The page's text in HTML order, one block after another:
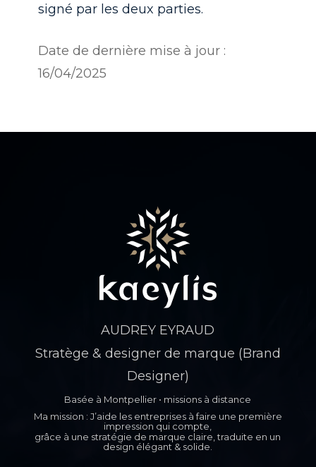
signé par les deux parties.
Date de dernière mise à jour :
16/04/2025
AUDREY EYRAUD
Stratège & designer de marque (Brand
Designer)
Basée à Montpellier • missions à distance
Ma mission : J’aide les entreprises à faire une première
impression qui compte,
grâce à une stratégie de marque claire, traduite en un
design élégant & solide.